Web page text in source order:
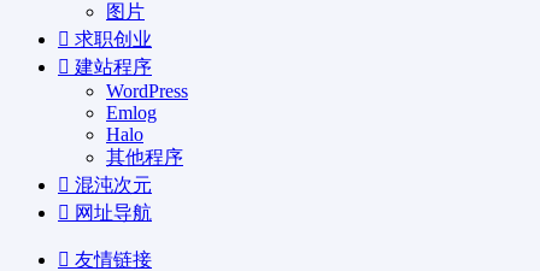
图片
求职创业
建站程序
WordPress
Emlog
Halo
其他程序
混沌次元
网址导航
友情链接